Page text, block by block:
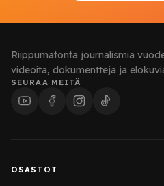
Riippumatonta journalismia
videoita, dokumentteja ja
SEURAA MEITÄ
OSASTOT